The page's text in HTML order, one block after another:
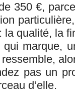
350 €,
qualité, la
marque,
pas un
d’elle.